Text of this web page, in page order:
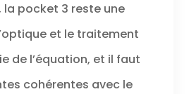
Partez pour de
grandes et
petites
aventures, des
voyages à
l’étranger aux
la pocket 3 reste une
et le traitement
de l’équation, et il faut
cohérentes avec le